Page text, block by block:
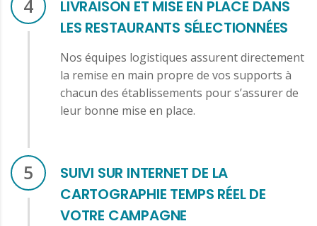
4
LIVRAISON ET MISE EN PLACE DANS
LES RESTAURANTS SÉLECTIONNÉES
Nos équipes logistiques assurent directement
la remise en main propre de vos supports à
chacun des établissements pour s’assurer de
leur bonne mise en place.
5
SUIVI SUR INTERNET DE LA
CARTOGRAPHIE TEMPS RÉEL DE
VOTRE CAMPAGNE